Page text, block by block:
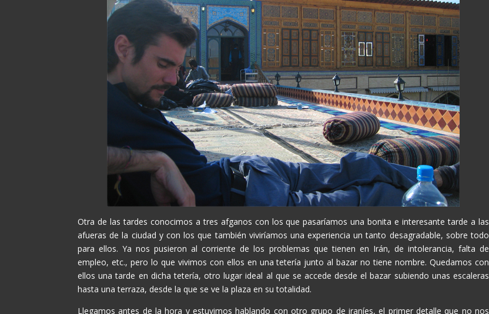
Otra de las tardes conocimos a tres afganos con los que pasaríamos una bonita e interesante tarde a las
afueras de la ciudad y con los que también viviríamos una experiencia un tanto desagradable, sobre todo
para ellos. Ya nos pusieron al corriente de los problemas que tienen en Irán, de intolerancia, falta de
empleo, etc., pero lo que vivimos con ellos en una tetería junto al bazar no tiene nombre. Quedamos con
ellos una tarde en dicha tetería, otro lugar ideal al que se accede desde el bazar subiendo unas escaleras
hasta una terraza, desde la que se ve la plaza en su totalidad.
Llegamos antes de la hora y estuvimos hablando con otro grupo de iraníes, el primer detalle que no nos